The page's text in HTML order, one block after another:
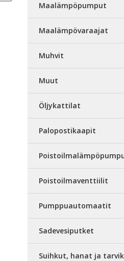
Maalämpöpumput
Maalämpövaraajat
Muhvit
Muut
Öljykattilat
Palopostikaapit
Poistoilmaventtiilit
Pumppuautomaatit
Sadevesiputket
Suihkut, hanat ja